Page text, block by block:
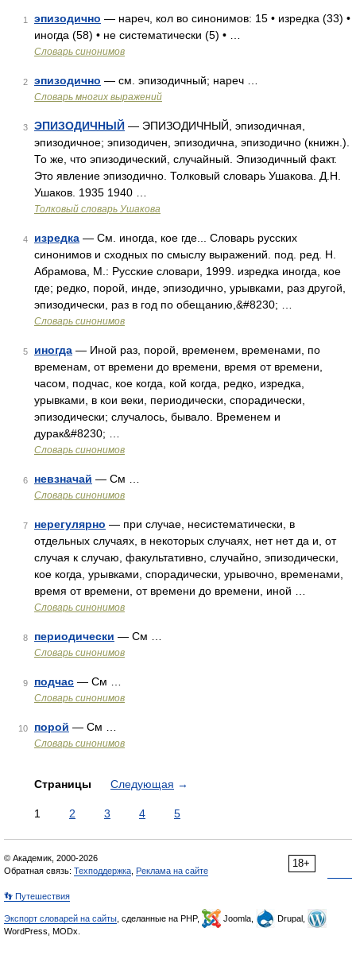
1 эпизодично — нареч, кол во синонимов: 15 • изредка (33) •
иногда (58) • не систематически (5) • …
Словарь синонимов
2 эпизодично — см. эпизодичный; нареч …
Словарь многих выражений
3 ЭПИЗОДИЧНЫЙ — ЭПИЗОДИЧНЫЙ, эпизодичная,
эпизодичное; эпизодичен, эпизодична, эпизодично (книжн.).
То же, что эпизодический, случайный. Эпизодичный факт.
Это явление эпизодично. Толковый словарь Ушакова. Д.Н.
Ушаков. 1935 1940 …
Толковый словарь Ушакова
4 изредка — См. иногда, кое где... Словарь русских
синонимов и сходных по смыслу выражений. под. ред. Н.
Абрамова, М.: Русские словари, 1999. изредка иногда, кое
где; редко, порой, инде, эпизодично, урывками, раз другой,
эпизодически, раз в год по обещанию,&#8230; …
Словарь синонимов
5 иногда — Иной раз, порой, временем, временами, по
временам, от времени до времени, время от времени,
часом, подчас, кое когда, кой когда, редко, изредка,
урывками, в кои веки, периодически, спорадически,
эпизодически; случалось, бывало. Временем и
дурак&#8230; …
Словарь синонимов
6 невзначай — См …
Словарь синонимов
7 нерегулярно — при случае, несистематически, в
отдельных случаях, в некоторых случаях, нет нет да и, от
случая к случаю, факультативно, случайно, эпизодически,
кое когда, урывками, спорадически, урывочно, временами,
время от времени, от времени до времени, иной …
Словарь синонимов
8 периодически — См …
Словарь синонимов
9 подчас — См …
Словарь синонимов
10 порой — См …
Словарь синонимов
Страницы Следующая →
1 2 3 4 5
18+
© Академик, 2000-2026
Обратная связь: Техподдержка Реклама на сайте
👣 Путешествия
Экспорт словарей на сайты , сделанные на PHP, Joomla,
Drupal,
WordPress, MODx.